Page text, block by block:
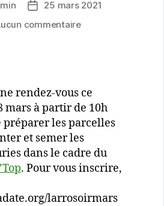
Date25 mars 2021
commentairesur
Plantation
Bee’O’Top
rendez-vous ce
mars à partir de 10h
les parcelles
et semer les
dans le cadre du
. Pour vous inscrire,
larrosoirmars